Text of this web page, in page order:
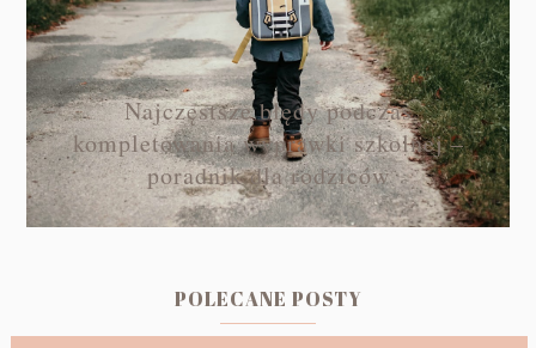
Najczęstsze błędy podczas
kompletowania wyprawki szkolnej –
poradnik dla rodziców
POLECANE POSTY